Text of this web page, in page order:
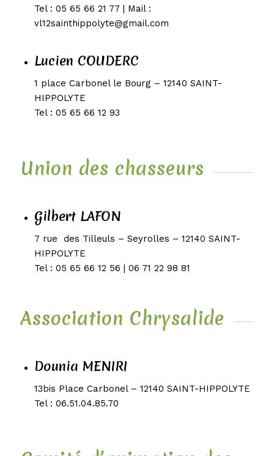
Tel : 05 65 66 21 77 | Mail :
vl12sainthippolyte@gmail.com
Lucien COUDERC
1 place Carbonel le Bourg – 12140 SAINT-
HIPPOLYTE
Tel : 05 65 66 12 93
Union des chasseurs
Gilbert LAFON
7 rue des Tilleuls – Seyrolles – 12140 SAINT-
HIPPOLYTE
Tel : 05 65 66 12 56 | 06 71 22 98 81
Association Chrysalide
Dounia MENIRI
13bis Place Carbonel – 12140 SAINT-HIPPOLYTE
Tel : 06.51.04.85.70